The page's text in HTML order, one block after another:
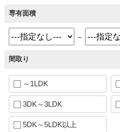
専有面積
～
間取り
～1LDK
3DK～3LDK
5DK～5LDK以上